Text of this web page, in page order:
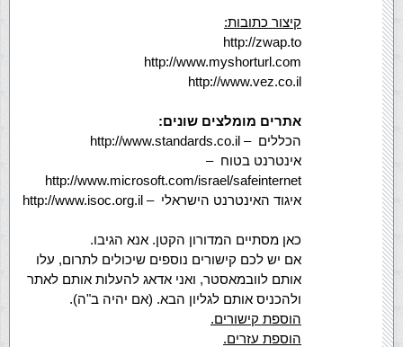
קיצור כתובות:
http://zwap.to
http://www.myshorturl.com
http://www.vez.co.il
אתרים מומלצים שונים:
הכללים – http://www.standards.co.il
אינטרנט בטוח –
http://www.microsoft.com/israel/safeinternet
איגוד האינטרנט הישראלי – http://www.isoc.org.il
כאן מסתיים המדורון הקטן. אנא הגיבו.
אם יש לכם קישורים נוספים שיכולים לתרום, עלו
אותם לוובמאסטר, ואני אדאג להעלות אותם לאתר
ולהכניס אותם לגליון הבא. (אם יהיה ב"ה).
הוספת קישורים.
הוספת עזרים.